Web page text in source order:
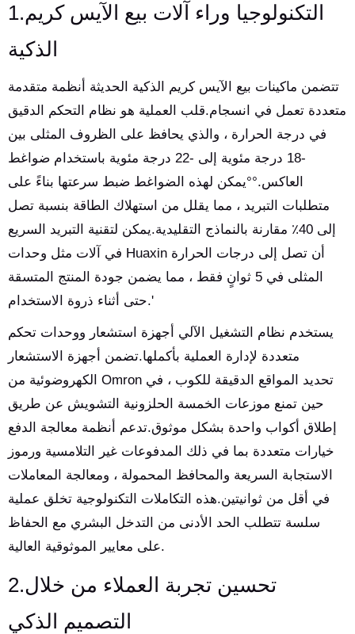
1.التكنولوجيا وراء آلات بيع الآيس كريم
الذكية
تتضمن ماكينات بيع الآيس كريم الذكية الحديثة أنظمة متقدمة
متعددة تعمل في انسجام.قلب العملية هو نظام التحكم الدقيق
في درجة الحرارة ، والذي يحافظ على الظروف المثلى بين
-18 درجة مئوية إلى -22 درجة مئوية باستخدام ضواغط
العاكس.°°يمكن لهذه الضواغط ضبط سرعتها بناءً على
متطلبات التبريد ، مما يقلل من استهلاك الطاقة بنسبة تصل
إلى 40٪ مقارنة بالنماذج التقليدية.يمكن لتقنية التبريد السريع
في آلات مثل وحدات Huaxin أن تصل إلى درجات الحرارة
المثلى في 5 ثوانٍ فقط ، مما يضمن جودة المنتج المتسقة
حتى أثناء ذروة الاستخدام.'
يستخدم نظام التشغيل الآلي أجهزة استشعار ووحدات تحكم
متعددة لإدارة العملية بأكملها.تضمن أجهزة الاستشعار
الكهروضوئية من Omron تحديد المواقع الدقيقة للكوب ، في
حين تمنع موزعات الخمسة الحلزونية التشويش عن طريق
إطلاق أكواب واحدة بشكل موثوق.تدعم أنظمة معالجة الدفع
خيارات متعددة بما في ذلك المدفوعات غير التلامسية ورموز
الاستجابة السريعة والمحافظ المحمولة ، ومعالجة المعاملات
في أقل من ثوانيتين.هذه التكاملات التكنولوجية تخلق عملية
سلسة تتطلب الحد الأدنى من التدخل البشري مع الحفاظ
على معايير الموثوقية العالية.
2.تحسين تجربة العملاء من خلال
التصميم الذكي